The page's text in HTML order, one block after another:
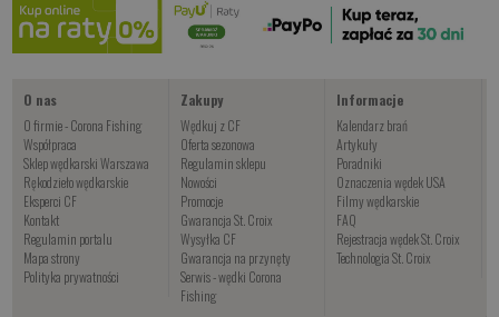
Kup teraz >
O nas
O firmie - Corona Fishing
Współpraca
Sklep wędkarski Warszawa
Rękodzieło wędkarskie
Eksperci CF
Kontakt
Regulamin portalu
Mapa strony
Polityka prywatności
Zakupy
Wędkuj z CF
Oferta sezonowa
Regulamin sklepu
Nowości
Promocje
Gwarancja St. Croix
Wysyłka CF
Gwarancja na przynęty
Serwis - wędki Corona
Fishing
Informacje
Kalendarz brań
Artykuły
Poradniki
Oznaczenia wędek USA
Filmy wędkarskie
FAQ
Rejestracja wędek St. Croix
Technologia St. Croix